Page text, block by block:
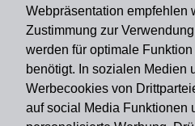
Webpräsentation empfehlen
Zustimmung zur
werden für optimale
benötigt. In sozialen Medien
Werbecookies von
auf social Media Funktionen
Zahlungsart